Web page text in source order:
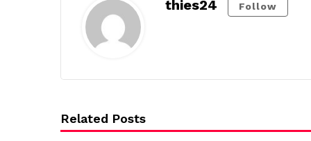
thies24 Follow
Related Posts